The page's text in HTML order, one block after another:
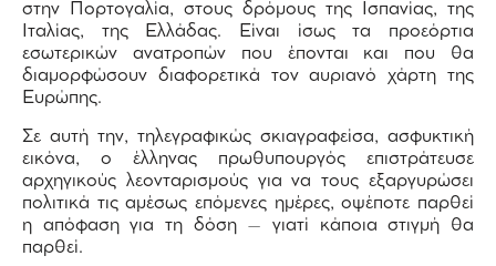
στην Πορτογαλία, στους δρόμους της Ισπανίας, της
Ιταλίας, της Ελλάδας. Είναι ίσως τα προεόρτια
εσωτερικών ανατροπών που έπονται και που θα
διαμορφώσουν διαφορετικά τον αυριανό χάρτη της
Ευρώπης.
Σε αυτή την, τηλεγραφικώς σκιαγραφείσα, ασφυκτική
εικόνα, ο έλληνας πρωθυπουργός επιστράτευσε
αρχηγικούς λεονταρισμούς για να τους εξαργυρώσει
πολιτικά τις αμέσως επόμενες ημέρες, οψέποτε παρθεί
η απόφαση για τη δόση – γιατί κάποια στιγμή θα
παρθεί.